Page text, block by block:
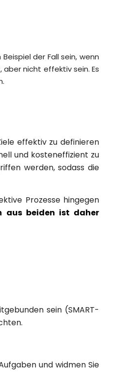
der Fall sein, wenn
nicht effektiv sein. Es
effektiv zu definieren
und kosteneffizient zu
werden, sodass die
Prozesse hingegen
aus beiden ist daher
sein (SMART-
und widmen Sie